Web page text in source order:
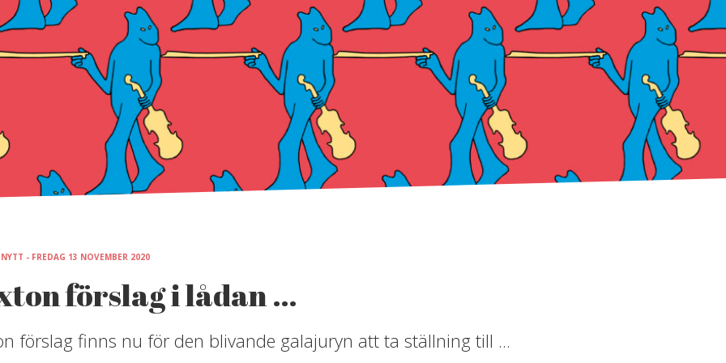
NYTT - FREDAG 13 NOVEMBER 2020
förslag i lådan …
förslag finns nu för den blivande galajuryn att ta ställning till ...